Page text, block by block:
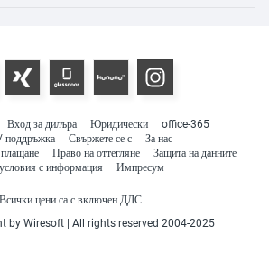
Вход за дилъра Юридически
office-365
Свържете се с
За нас
Право на оттегляне
Защита на данните
с информация
Импресум
цени са с включен ДДС
by Wiresoft | All rights reserved 2004-2025